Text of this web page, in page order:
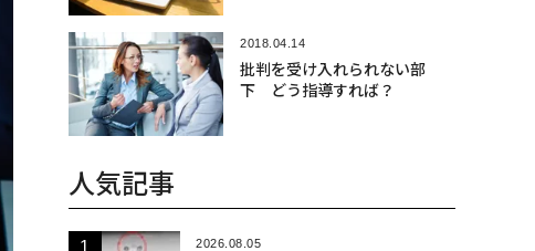
2018.04.14
批判を受け入れられない部
下 どう指導すれば？
人気記事
2026.08.05